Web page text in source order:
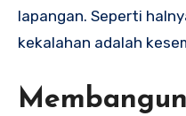
lapangan. Seperti
kekalahan adalah